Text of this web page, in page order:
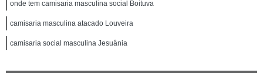
onde tem camisaria masculina social Boituva
camisaria masculina atacado Louveira
camisaria social masculina Jesuânia